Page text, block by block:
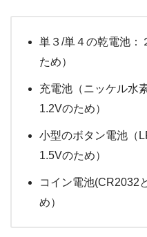
単３/単４の乾電池：
ため）
充電池（ニッケル水
1.2Vのため）
小型のボタン電池（
1.5Vのため）
コイン電池(CR2032
め）